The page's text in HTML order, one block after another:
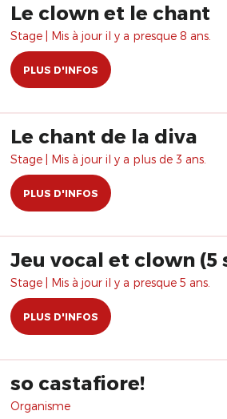
Le clown et le chant
Stage | Mis à jour il y a presque 8 ans.
PLUS D'INFOS
Le chant de la diva
Stage | Mis à jour il y a plus de 3 ans.
PLUS D'INFOS
Jeu vocal et clown (5
Stage | Mis à jour il y a presque 5 ans.
PLUS D'INFOS
so castafiore!
Organisme